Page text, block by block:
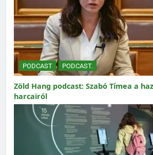
PODCAST PODCAST.
Zöld Hang podcast: Szabó Tímea a
harcairól